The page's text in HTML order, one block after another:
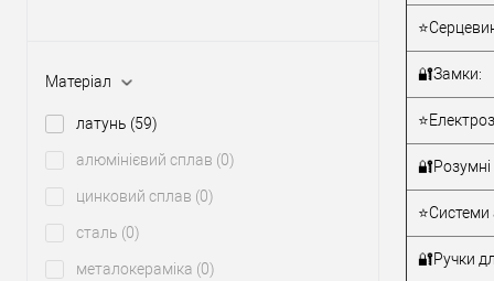
Матеріал
латунь (59)
алюмінієвий сплав (0)
цинковий сплав (0)
сталь (0)
металокераміка (0)
Модель
🔐Замки:
🔐Розумні
⭐Системи
🔐Ручки